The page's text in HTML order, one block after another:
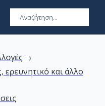
›
ερευνητικό και άλλο